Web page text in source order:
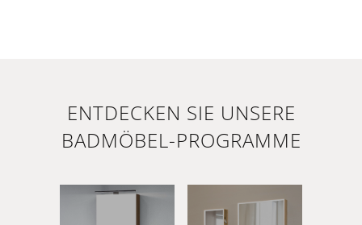
ENTDECKEN SIE UNSERE
BADMÖBEL-PROGRAMME